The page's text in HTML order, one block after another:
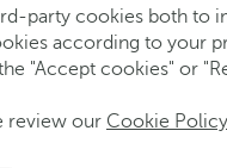
party cookies both
according to your
"Accept cookies" or
review our Cookie